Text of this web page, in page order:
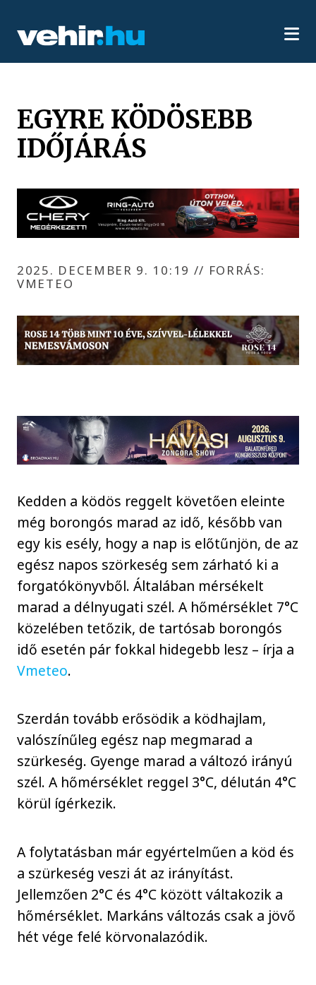
EGYRE KÖDÖSEBB
IDŐJÁRÁS
2025. DECEMBER 9. 10:19 // FORRÁS:
VMETEO
Kedden a ködös reggelt követően eleinte
még borongós marad az idő, később van
egy kis esély, hogy a nap is előtűnjön, de az
egész napos szörkeség sem zárható ki a
forgatókönyvből. Általában mérsékelt
marad a délnyugati szél. A hőmérséklet 7°C
közelében tetőzik, de tartósab borongós
idő esetén pár fokkal hidegebb lesz – írja a
Vmeteo.
Szerdán tovább erősödik a ködhajlam,
valószínűleg egész nap megmarad a
szürkeség. Gyenge marad a változó irányú
szél. A hőmérséklet reggel 3°C, délután 4°C
körül ígérkezik.
A folytatásban már egyértelműen a köd és
a szürkeség veszi át az irányítást.
Jellemzően 2°C és 4°C között váltakozik a
hőmérséklet. Markáns változás csak a jövő
hét vége felé körvonalazódik.